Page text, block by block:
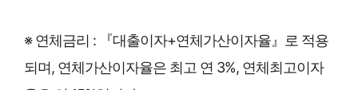
※ 연체금리 : 『대출이자+연체가산이자율』로 적용
되며, 연체가산이자율은 최고 연 3%, 연체최고이자